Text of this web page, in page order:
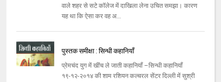
वाले शहर से सटे कॉलेज में दाखिला लेना उचित समझा। कारण
यह था कि ऐसा कर वह अ...
पुस्तक समीक्षा : सिन्धी कहानियाँ
प्रेमचंद युग में खींच ले जाती कहानियाँ –सिन्धी कहानियाँ
१९-१२-२०१४ की शाम रशियन कल्चरल सेंटर दिल्ली में सुश्री